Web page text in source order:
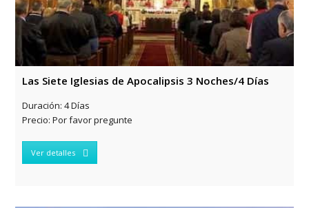
Las Siete Iglesias de Apocalipsis 3 Noches/4 Días
Duración: 4 Días
Precio: Por favor pregunte
Ver detalles